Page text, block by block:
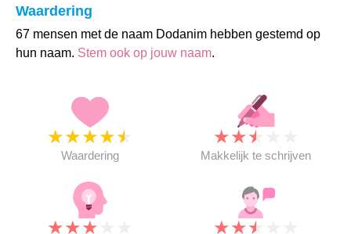
Waardering
67 mensen met de naam Dodanim hebben gestemd op
hun naam. Stem ook op jouw naam.
★★★★★
Waardering
★★★
Makkelijk te schrijven
★★★ ★★★